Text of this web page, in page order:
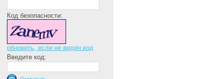
Код безопасности:
обновить, если не виден код
Введите код: